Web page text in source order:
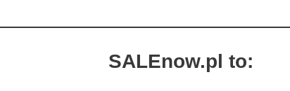
SALEnow.pl to: